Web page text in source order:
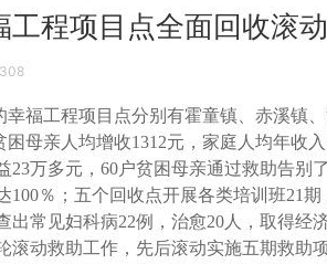
程项目点全面回收滚动
福工程项目点分别有霍童镇、赤溪镇
困母亲人均增收1312元，家庭人均年收
23万多元， 60户贫困母亲通过救助告别
100％；五个回收点开展各类培训班21期
出常见妇科病22例，治愈20 人，取得经
滚动救助工作，先后滚动实施五期救助